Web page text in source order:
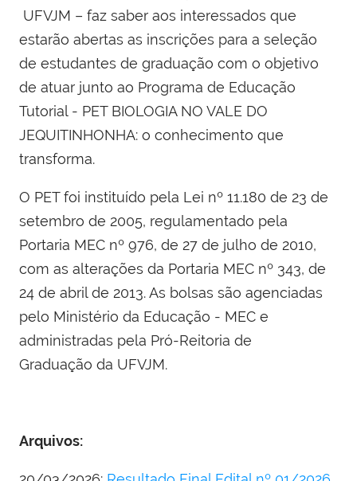
UFVJM – faz saber aos interessados que
estarão abertas as inscrições para a seleção
de estudantes de graduação com o objetivo
de atuar junto ao Programa de Educação
Tutorial - PET BIOLOGIA NO VALE DO
JEQUITINHONHA: o conhecimento que
transforma.
O PET foi instituído pela Lei nº 11.180 de 23 de
setembro de 2005, regulamentado pela
Portaria MEC nº 976, de 27 de julho de 2010,
com as alterações da Portaria MEC nº 343, de
24 de abril de 2013. As bolsas são agenciadas
pelo Ministério da Educação - MEC e
administradas pela Pró-Reitoria de
Graduação da UFVJM.
Arquivos: